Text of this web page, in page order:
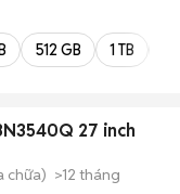
512 GB 1 TB
27 inch
chữa) >12 tháng